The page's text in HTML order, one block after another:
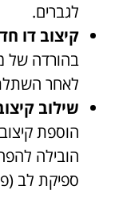
לגברים.
קיצוב דו
בהורדה של
לאחר
שילוב
הוספת
הובילה
ספיקת לב (פי 2